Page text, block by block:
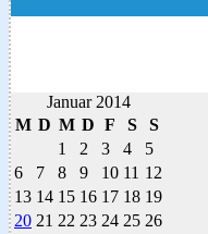
Januar 2014
M D M D F S
S
1
2 3 4
5
6
7 8 9 10 11 12
13 14 15 16 17 18 19
20 21 22 23 24 25 26